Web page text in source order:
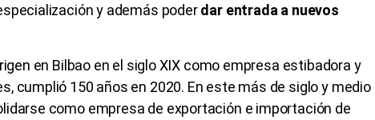
y además poderdar entrada a nuevos
en Bilbao en el siglo XIX como empresa estibadora y
cumplió 150 años en 2020. En este más de siglo y medio
como empresa de exportación e importación de